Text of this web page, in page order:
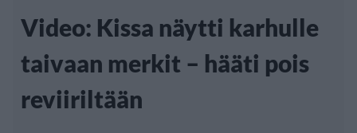
Video: Kissa näytti karhulle
taivaan merkit – hääti pois
reviiriltään